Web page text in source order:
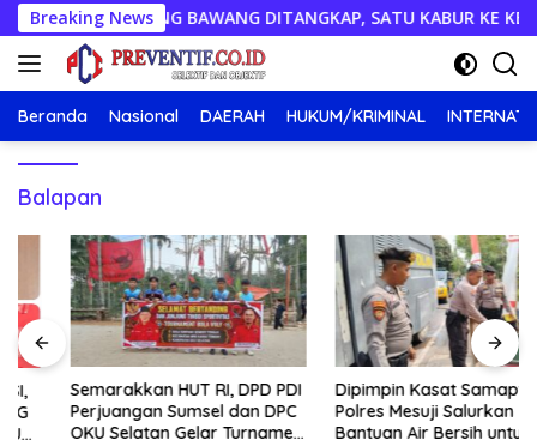
Langsung
ke
konten
Breaking News
DI TULANG BAWANG DITANGKAP, SATU KABUR KE KEBUN
Beranda Nasional DAERAH HUKUM/KRIMINAL
Balapan
Semarakkan HUT RI, DPD PDI
Perjuangan Sumsel dan DPC
OKU Selatan Gelar Turnamen
Dipimpin Kasat Samapta,
Polres Mesuji Salurkan
Bantuan Air Bersih untuk